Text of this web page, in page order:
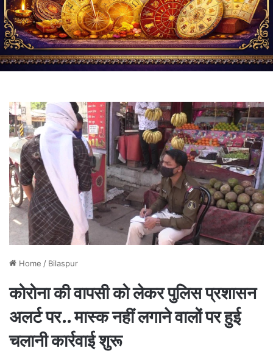
Home / Bilaspur
कोरोना की वापसी को लेकर पुलिस प्रशासन
अलर्ट पर.. मास्क नहीं लगाने वालों पर हुई
चलानी कार्रवाई शुरू